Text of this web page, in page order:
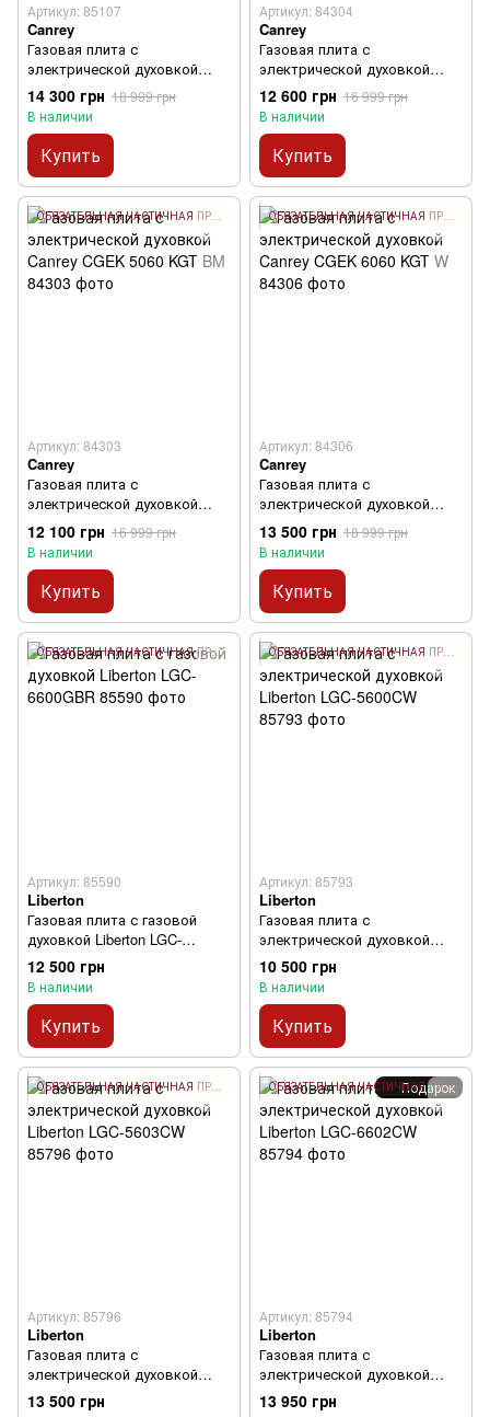
Артикул: 85107
Canrey
Газовая плита с
электрической духовкой
Canrey CGEK 6060 KGT IX
14 300 грн 18 999 грн
В наличии
Купить
Артикул: 84304
Canrey
Газовая плита с
электрической духовкой
Canrey CGEK 5060 KGT IX
12 600 грн 16 999 грн
В наличии
Купить
ОБЯЗАТЕЛЬНАЯ ЧАСТИЧНАЯ ПРЕДОПЛАТА 10%
Артикул: 84303
Canrey
Газовая плита с
электрической духовкой
Canrey CGEK 5060 KGT BM
12 100 грн 16 999 грн
В наличии
Купить
ОБЯЗАТЕЛЬНАЯ ЧАСТИЧНАЯ ПРЕДОПЛАТА 10%
Артикул: 84306
Canrey
Газовая плита с
электрической духовкой
Canrey CGEK 6060 KGT W
13 500 грн 18 999 грн
В наличии
Купить
ОБЯЗАТЕЛЬНАЯ ЧАСТИЧНАЯ ПРЕДОПЛАТА 10%
Артикул: 85590
Liberton
Газовая плита с газовой
духовкой Liberton LGC-
6600GBR
12 500 грн
В наличии
Купить
Артикул: 85793
Liberton
Газовая плита с
электрической духовкой
Liberton LGC-5600CW
10 500 грн
В наличии
Купить
Артикул: 85796
Liberton
Газовая плита с
электрической духовкой
Liberton LGC-5603CW
13 500 грн
Подарок
ОБЯЗАТЕЛЬНАЯ ЧАСТИЧНАЯ ПРЕДОПЛАТА 10%
Артикул: 85794
Liberton
Газовая плита с
электрической духовкой
Liberton LGC-6602CW
13 950 грн